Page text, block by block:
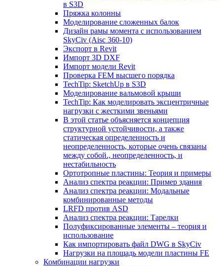
в S3D
Пряжка колонны
Моделирование сложенных балок
Дизайн рамы момента с использованием
SkyCiv (Aisc 360-10)
Экспорт в Revit
Импорт 3D DXF
Импорт модели Revit
Проверка FEM высшего порядка
TechTip: SketchUp в S3D
Моделирование вальмовой крыши
TechTip: Как моделировать эксцентричные
нагрузки с жесткими звеньями
В этой статье объясняется концепция
структурной устойчивости, а также
статическая определенность и
неопределенность, которые очень связаны
между собой., неопределенность, и
нестабильность
Ортотропные пластины: Теория и примеры
Анализ спектра реакции: Пример здания
Анализ спектра реакции: Модальные
комбинированные методы
LRFD против ASD
Анализ спектра реакции: Тарелки
Полуфиксированные элементы – теория и
использование
Как импортировать файл DWG в SkyCiv
Нагрузки на площадь модели пластины FE
Комбинации нагрузки